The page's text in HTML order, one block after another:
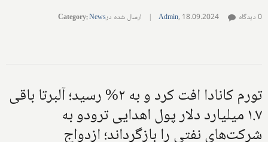
Admin, 18.09.2024
| ارسال شده در Category:News 0 دیدگاه
تورم کانادا افت کرد و به ۲% رسید؛ آلبرتا باقی
۱.۷ میلیارد دلار پول اهدایی ترودو به
شرکت‌های نفتی را بازگرداند؛ ازدواج